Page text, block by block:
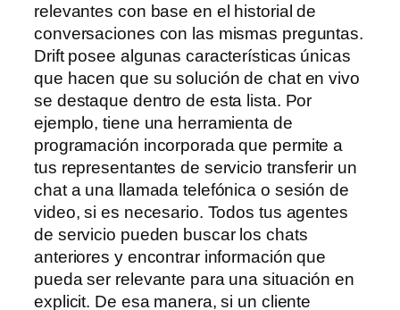
relevantes con base en el historial de
conversaciones con las mismas preguntas.
Drift posee algunas características únicas
que hacen que su solución de chat en vivo
se destaque dentro de esta lista. Por
ejemplo, tiene una herramienta de
programación incorporada que permite a
tus representantes de servicio transferir un
chat a una llamada telefónica o sesión de
video, si es necesario. Todos tus agentes
de servicio pueden buscar los chats
anteriores y encontrar información que
pueda ser relevante para una situación en
explicit. De esa manera, si un cliente